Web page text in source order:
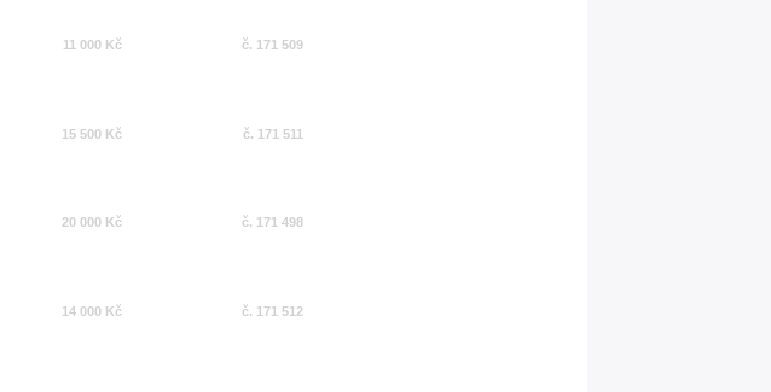
11 000 Kč č. 171 509
15 500 Kč č. 171 511
20 000 Kč č. 171 498
14 000 Kč č. 171 512